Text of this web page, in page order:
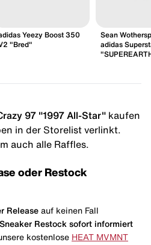
Yeezy Boost 350
"Bred"
Sean
adidas
97 "1997 All-Star" kaufen
in der Storelist verlinkt.
auch alle Raffles.
oder Restock
Release auf keinen Fall
Sneaker Restock sofort informiert
kostenlose HEAT MVMNT